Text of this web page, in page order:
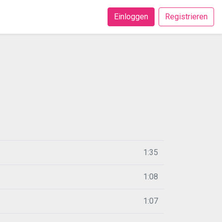
Einloggen Registrieren
1:35
1:08
1:07